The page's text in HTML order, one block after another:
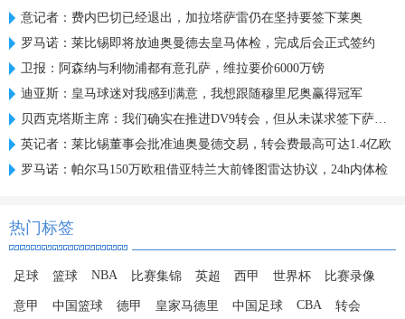
意记者：费内巴切已经退出，加拉塔萨雷仍在坚持要签下莱奥
罗马诺：莱比锡即将放迪奥曼德去皇马体检，完成后会正式签约
卫报：阿森纳与利物浦都有意孔萨，维拉要价6000万镑
迪亚斯：皇马球迷对我感到满意，我想跟随穆里尼奥赢得冠军
贝西克塔斯主席：我们确实在推进DV9转会，但从未谋求签下萨拉赫
英记者：莱比锡董事会批准迪奥曼德交易，转会费最高可达1.4亿欧
罗马诺：帕尔马150万欧租借亚特兰大前锋图雷达协议，24h内体检
热门标签
足球 篮球 NBA 比赛集锦 英超 西甲 世界杯 比赛录像
意甲 中国篮球 德甲 皇家马德里 中国足球 CBA 转会